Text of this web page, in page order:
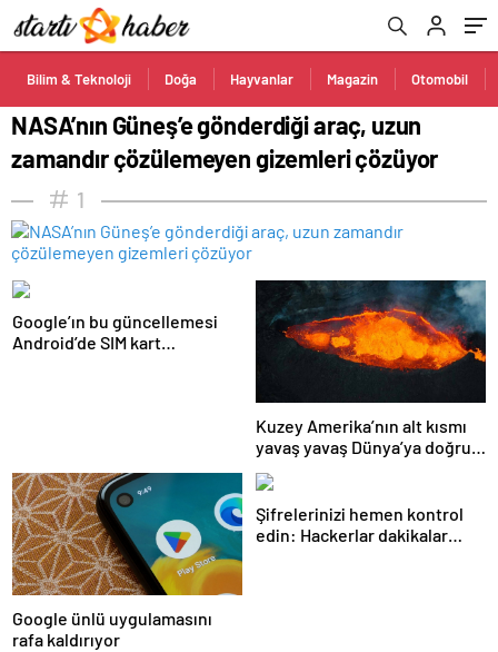
Bilim & Teknoloji Doğa Hayvanlar Magazin Otomobil
NASA’nın Güneş’e gönderdiği araç, uzun
zamandır çözülemeyen gizemleri çözüyor
1
Google’ın bu güncellemesi
Android’de SIM kart
Kuzey Amerika’nın alt kısmı
yavaş yavaş Dünya’ya doğru
eriyor!
Google ünlü uygulamasını
rafa kaldırıyor
Şifrelerinizi hemen kontrol
edin: Hackerlar dakikalar